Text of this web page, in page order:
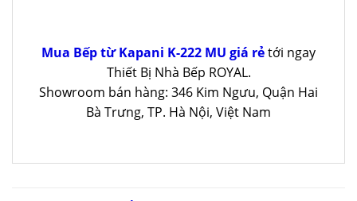
Mua Bếp từ Kapani K-222 MU giá rẻtới ngay
Thiết Bị Nhà Bếp ROYAL.
Showroom bán hàng: 346 Kim Ngưu, Quận Hai
Bà Trưng, TP. Hà Nội, Việt Nam